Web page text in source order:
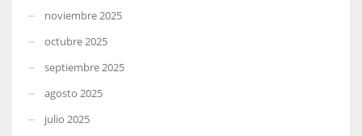
noviembre 2025
octubre 2025
septiembre 2025
agosto 2025
julio 2025